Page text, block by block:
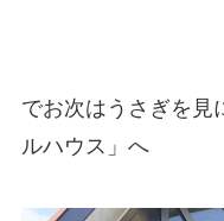
でお次はうさぎを見
ルハウス」へ